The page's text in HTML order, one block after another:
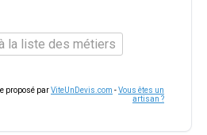
la liste des métiers
proposé parViteUnDevis.com -Vous êtes un
artisan ?